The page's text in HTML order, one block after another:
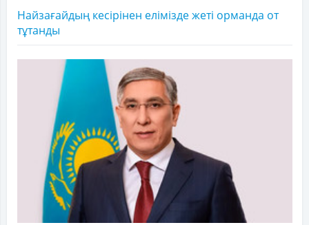
Найзағайдың кесірінен елімізде жеті орманда от
тұтанды